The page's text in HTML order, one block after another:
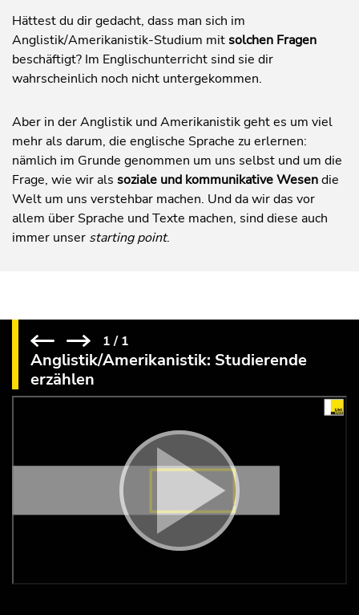
Hättest du dir gedacht, dass man sich im
Anglistik/Amerikanistik-Studium mitsolchen Fragen
beschäftigt? Im Englischunterricht sind sie dir
wahrscheinlich noch nicht untergekommen.
Aber in der Anglistik und Amerikanistik geht es um viel
mehr als darum, die englische Sprache zu erlernen:
nämlich im Grunde genommen um uns selbst und um die
Frage, wie wir als soziale und kommunikative Wesendie
Welt um uns verstehbar machen. Und da wir das vor
allem über Sprache und Texte machen, sind diese auch
immer unser starting point.
1/1
Anglistik/Amerikanistik: Studierende
erzählen